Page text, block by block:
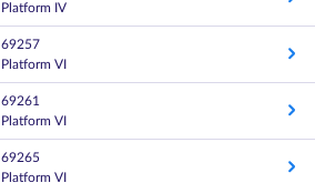
Platform IV
69257
Platform VI
69261
Platform VI
69265
Platform VI